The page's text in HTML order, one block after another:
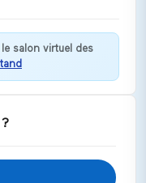
le salon virtuel des